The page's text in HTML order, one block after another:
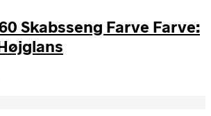
Skabsseng Farve Farve: